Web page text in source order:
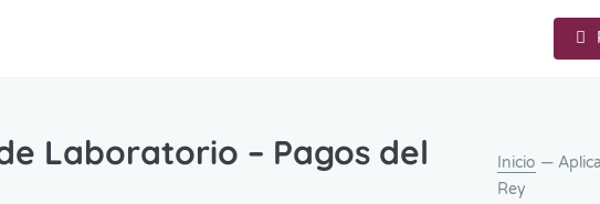
Laboratorio – Pagos del
Inicio —
Rey